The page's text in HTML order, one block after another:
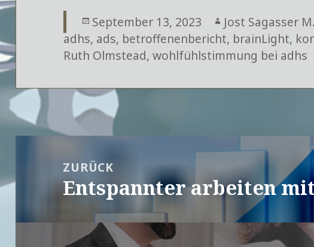
Veröffentlicht
am
September 13, 2023 Autor
Jost Sagasser
adhs, ads, betroffenenbericht, brainLight,
Ruth Olmstead,wohlfühlstimmung bei adhs
ZURÜCK
Vorheriger
Beitrag:
Entspannter arbeiten